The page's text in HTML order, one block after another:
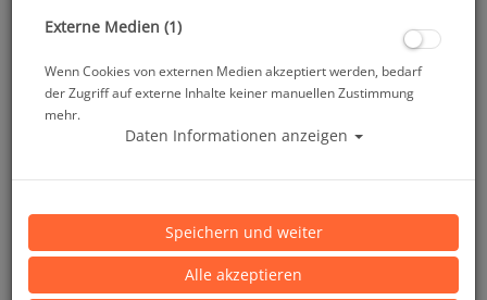
Mares XR - Maskentasche
Artikelnr.: mar-417506
Externe Medien (1)
Wenn Cookies von externen Medien akzeptiert werden, bedarf
der Zugriff auf externe Inhalte keiner manuellen Zustimmung
mehr.
Daten Informationen anzeigen
Speichern und weiter
Alle akzeptieren